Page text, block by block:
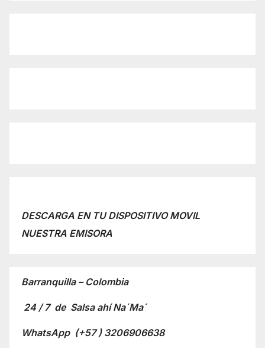
DESCARGA EN TU DISPOSITIVO MOVIL
NUESTRA EMISORA
Barranquilla – Colombia
24 / 7 de Salsa ahí Na´Ma´
WhatsApp (+57 ) 3206906638